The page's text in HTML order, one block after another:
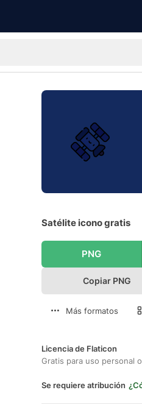
Satélite icono gratis
PNG
Copiar PNG
Más formatos
Licencia de Flaticon
Gratis para uso personal
Se requiere atribución